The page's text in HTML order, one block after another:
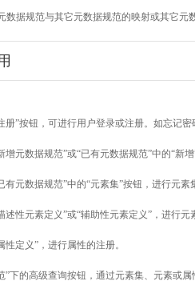
数据规范与其它元数据规范的映射或其它元
册”按钮，可进行用户登录或注册。如忘记
增元数据规范”或“已有元数据规范”中的“新
有元数据规范”中的“元素集”按钮，进行元素
述性元素定义”或“辅助性元素定义”，进行元
性定义”，进行属性的注册。
”下的高级查询按钮，通过元素集、元素或